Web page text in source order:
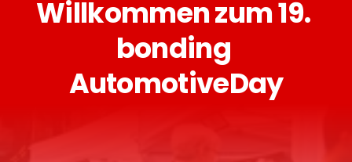
Willkommen zum 19.
bonding
AutomotiveDay